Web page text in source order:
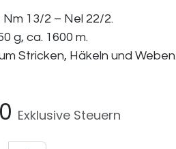
13/2 – Nel 22/2.
g, ca. 1600 m.
Stricken, Häkeln und Weben.
Exklusive Steuern